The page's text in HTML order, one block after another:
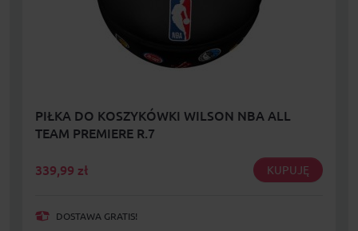
PIŁKA DO KOSZYKÓWKI WILSON NBA ALL
TEAM PREMIERE R.7
339,99 zł KUPUJĘ
DOSTAWA GRATIS!